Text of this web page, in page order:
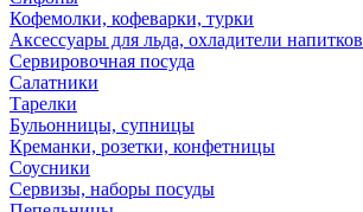
Кофемолки, кофеварки, турки
Аксессуары для льда, охладители напитков
Сервировочная посуда
Салатники
Тарелки
Бульонницы, супницы
Креманки, розетки, конфетницы
Соусники
Сервизы, наборы посуды